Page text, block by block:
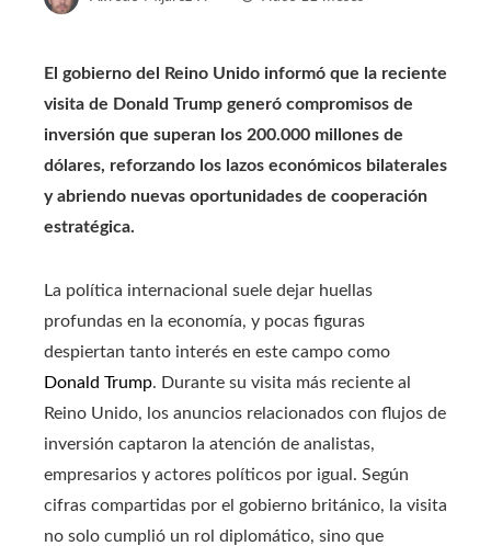
El gobierno del Reino Unido informó que la reciente
visita de Donald Trump generó compromisos de
inversión que superan los 200.000 millones de
dólares, reforzando los lazos económicos bilaterales
y abriendo nuevas oportunidades de cooperación
estratégica.
La política internacional suele dejar huellas
profundas en la economía, y pocas figuras
despiertan tanto interés en este campo como
Donald Trump. Durante su visita más reciente al
Reino Unido, los anuncios relacionados con flujos de
inversión captaron la atención de analistas,
empresarios y actores políticos por igual. Según
cifras compartidas por el gobierno británico, la visita
no solo cumplió un rol diplomático, sino que